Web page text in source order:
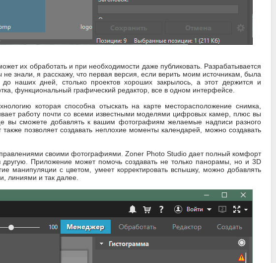
их обработать и при необходимости даже публиковать. Разрабатывается
знали, я расскажу, что первая версия, если верить моим источникам, была
наших дней, столько проектов хороших закрылось, а этот держится и
функциональный графический редактор, все в одном интерфейсе.
которая способна отыскать на карте месторасположение снимка,
работу почти со всеми известными моделями цифровых камер, плюс вы
вы сможете добавлять к вашим фотографиям желаемые надписи разного
позволяет создавать неплохие моменты календарей, можно создавать
своими фотографиями. Zoner Photo Studio дает полный комфорт
Приложение может помочь создавать не только панорамы, но и 3D
манипуляции с цветом, умеет корректировать вспышку, можно добавлять
линиями и так далее.